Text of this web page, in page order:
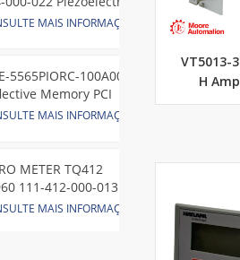
VT5013-
H
Transducer
MAIS INFORMAÇÃO
5565PIORC-100A00
Memory PCI
Node Card /GE
MAIS INFORMAÇÃO
METER TQ412
111-412-000-013
Mount
MAIS INFORMAÇÃO